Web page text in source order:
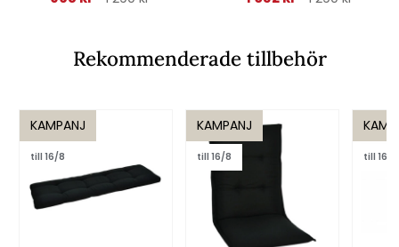
Rekommenderade tillbehör
KAMPANJ
till 16/8
KAMPANJ
till 16/8 till 16/8